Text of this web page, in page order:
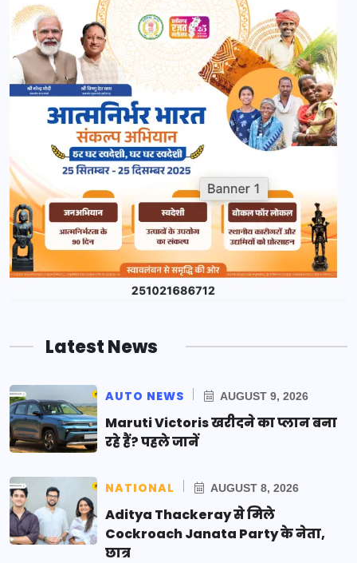
Latest News
AUTO NEWS AUGUST 9, 2026
Maruti Victoris खरीदने का प्लान बना
रहे हैं? पहले जानें
NATIONAL AUGUST 8, 2026
Aditya Thackeray से मिले
Cockroach Janata Party के नेता,
छात्र